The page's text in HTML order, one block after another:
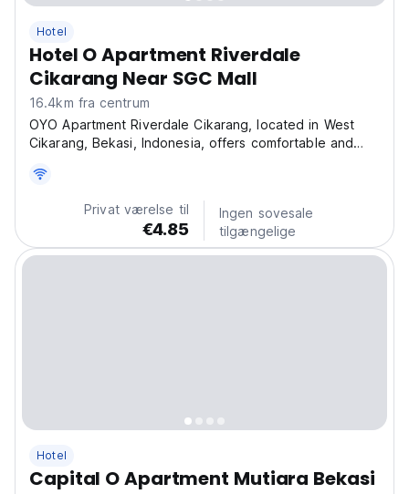
Hotel
Hotel O Apartment Riverdale
Cikarang Near SGC Mall
16.4km fra centrum
OYO Apartment Riverdale Cikarang, located in West
Cikarang, Bekasi, Indonesia, offers comfortable and
leisure travelers. Situated at Jl. Raya Fatahillah No.Ds,
Kalijaya, Kec. Cikarang Barat, Kabupaten Bekasi,...
Privat værelse til
€4.85
Ingen sovesale
tilgængelige
Hotel
Capital O Apartment Mutiara Bekasi